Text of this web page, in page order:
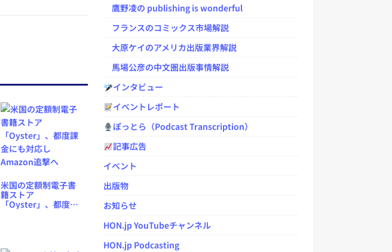
米国の定額制電子書
籍ストア
「Oyster」、都度課
鷹野凌の publishing is wonderful
フランスのコミックス市場解説
大原ケイのアメリカ出版業界解説
馬場公彦の中文圏出版事情解説
インタビュー
イベントレポート
ぽっとら（Podcast Transcription）
記事広告
イベント
出版物
お知らせ
HON.jp YouTubeチャンネル
HON.jp Podcasting